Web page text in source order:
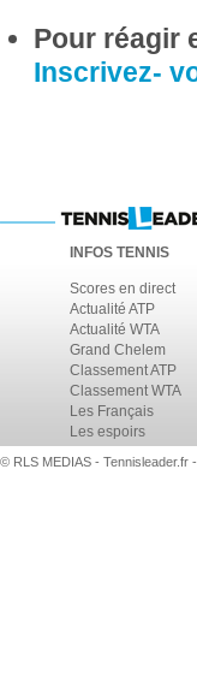
Pour réagir
Inscrivez-
INFOS TENNIS
Scores en direct
Actualité ATP
Actualité WTA
Grand Chelem
Classement ATP
Classement WTA
Les Français
Les espoirs
© RLS MEDIAS - Tennisleader.fr